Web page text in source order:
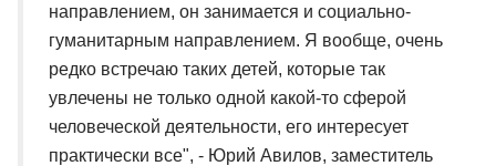
направлением, он занимается и социально-
гуманитарным направлением. Я вообще, очень
редко встречаю таких детей, которые так
увлечены не только одной какой-то сферой
человеческой деятельности, его интересует
практически все", - Юрий Авилов, заместитель